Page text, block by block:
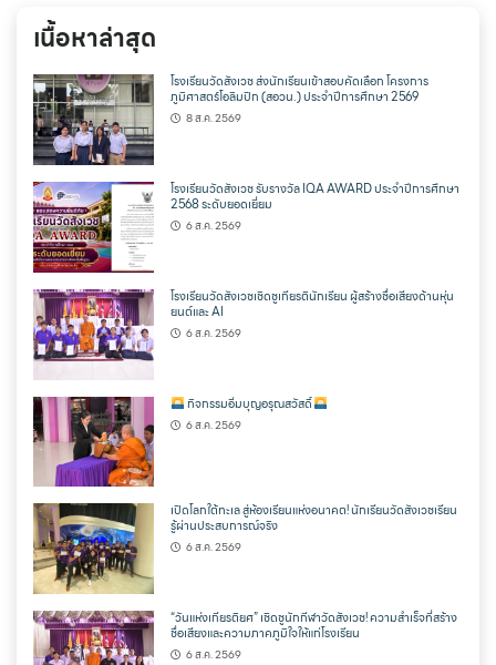
เนื้อหาล่าสุด
โรงเรียนวัดสังเวช ส่งนักเรียนเข้าสอบคัดเลือก โครงการ
ภูมิศาสตร์โอลิมปิก (สอวน.) ประจำปีการศึกษา 2569
8 ส.ค. 2569
โรงเรียนวัดสังเวช รับรางวัล IQA AWARD ประจำปีการศึกษา
2568 ระดับยอดเยี่ยม
6 ส.ค. 2569
โรงเรียนวัดสังเวชเชิดชูเกียรตินักเรียน ผู้สร้างชื่อเสียงด้านหุ่น
ยนต์และ AI
6 ส.ค. 2569
กิจกรรมอิ่มบุญอรุณสวัสดิ์
6 ส.ค. 2569
เปิดโลกใต้ทะเล สู่ห้องเรียนแห่งอนาคต! นักเรียนวัดสังเวชเรียน
รู้ผ่านประสบการณ์จริง
6 ส.ค. 2569
“วันแห่งเกียรติยศ” เชิดชูนักกีฬาวัดสังเวช! ความสำเร็จที่สร้าง
ชื่อเสียงและความภาคภูมิใจให้แก่โรงเรียน
6 ส.ค. 2569